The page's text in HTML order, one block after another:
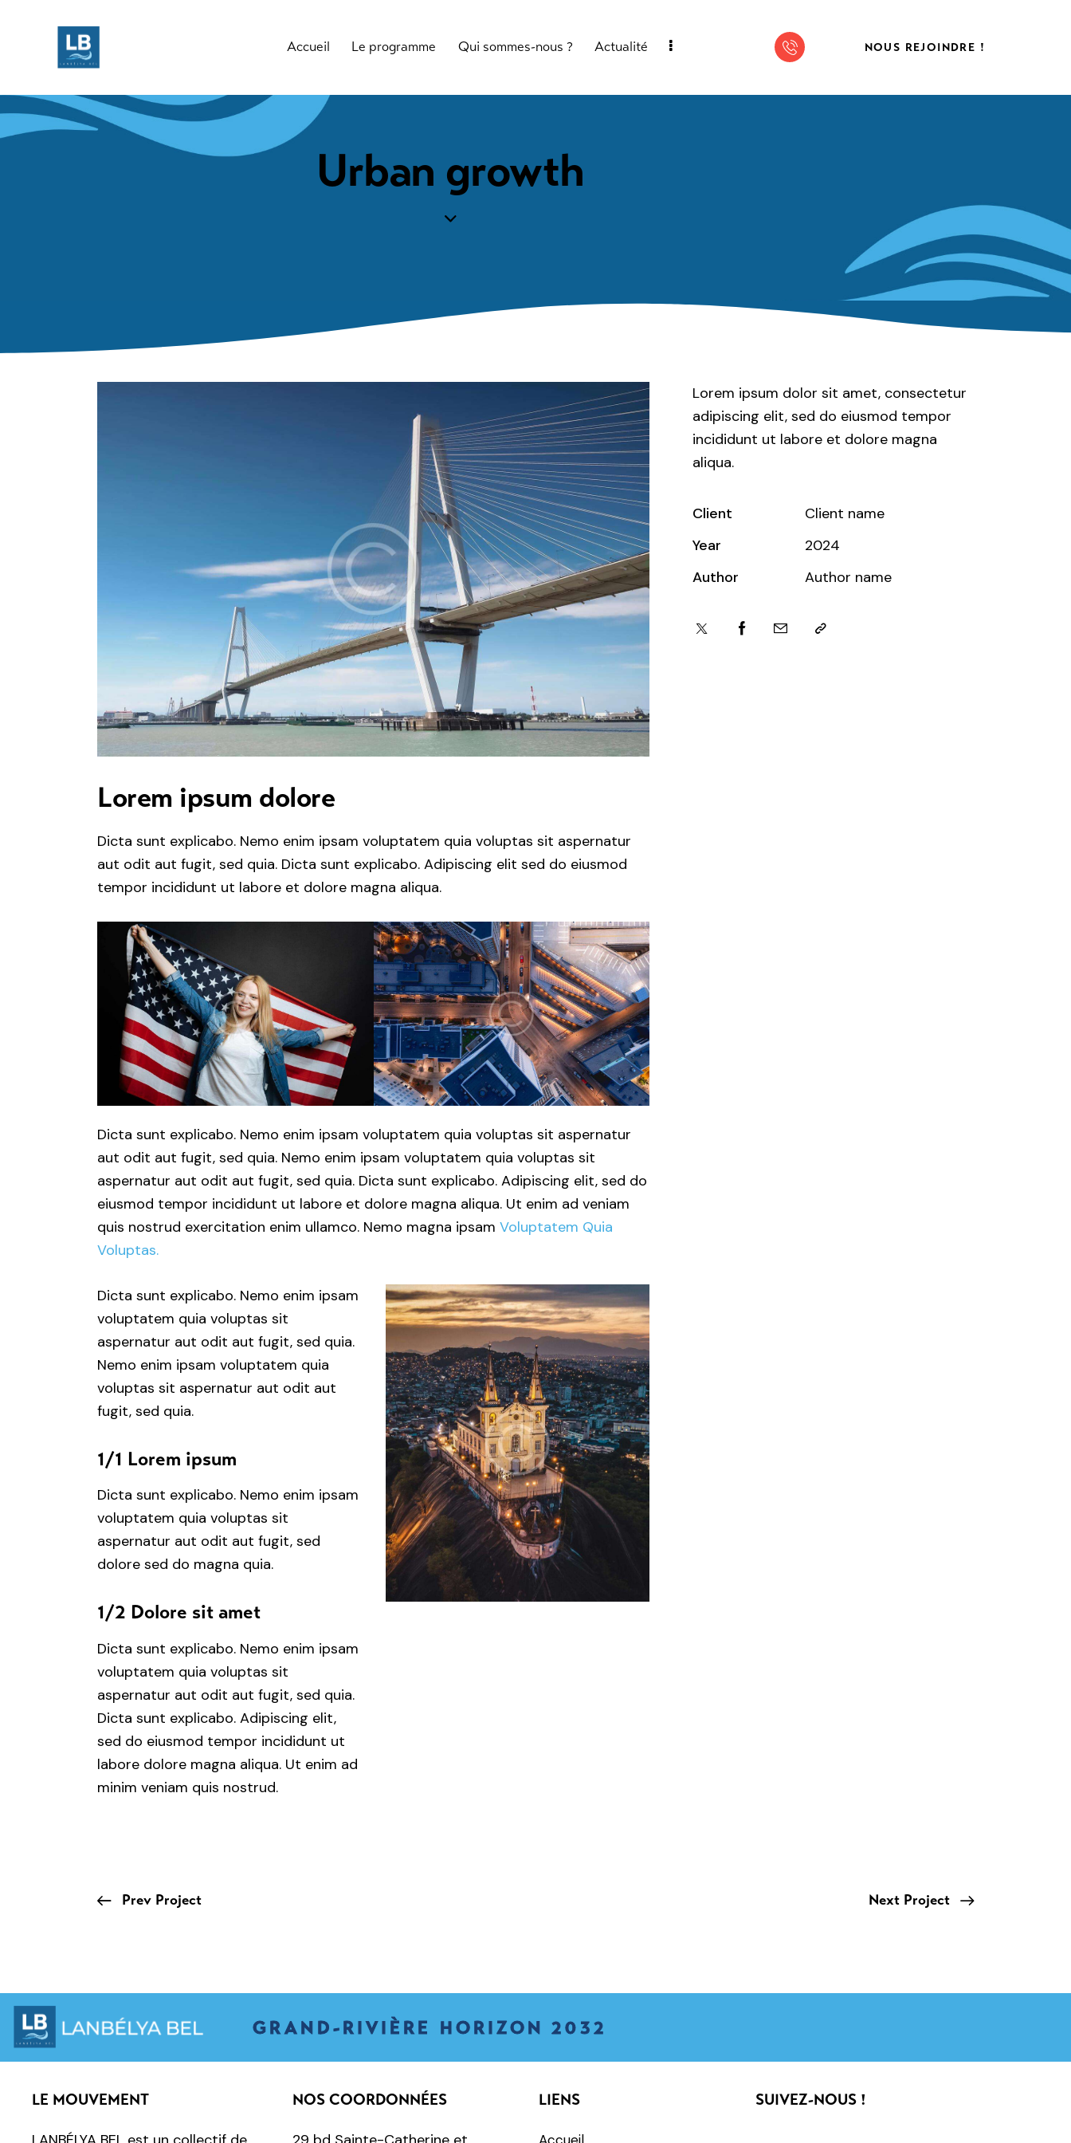
Accueil Le programme Qui sommes-nous ? Actualité NOUS REJOINDRE !
Urban growth
Lorem ipsum dolore
Dicta sunt explicabo. Nemo enim ipsam voluptatem quia voluptas sit aspernatur
aut odit aut fugit, sed quia. Dicta sunt explicabo. Adipiscing elit sed do eiusmod
tempor incididunt ut labore et dolore magna aliqua.
Dicta sunt explicabo. Nemo enim ipsam voluptatem quia voluptas sit aspernatur
aut odit aut fugit, sed quia. Nemo enim ipsam voluptatem quia voluptas sit
aspernatur aut odit aut fugit, sed quia. Dicta sunt explicabo. Adipiscing elit, sed do
eiusmod tempor incididunt ut labore et dolore magna aliqua. Ut enim ad veniam
quis nostrud exercitation enim ullamco. Nemo magna ipsam Voluptatem Quia
Voluptas.
Dicta sunt explicabo. Nemo enim ipsam
voluptatem quia voluptas sit
aspernatur aut odit aut fugit, sed quia.
Nemo enim ipsam voluptatem quia
voluptas sit aspernatur aut odit aut
fugit, sed quia.
1/1 Lorem ipsum
Dicta sunt explicabo. Nemo enim ipsam
voluptatem quia voluptas sit
aspernatur aut odit aut fugit, sed
dolore sed do magna quia.
1/2 Dolore sit amet
Dicta sunt explicabo. Nemo enim ipsam
voluptatem quia voluptas sit
aspernatur aut odit aut fugit, sed quia.
Dicta sunt explicabo. Adipiscing elit,
sed do eiusmod tempor incididunt ut
labore dolore magna aliqua. Ut enim ad
minim veniam quis nostrud.
Lorem ipsum dolor sit amet, consectetur
adipiscing elit, sed do eiusmod tempor
incididunt ut labore et dolore magna
aliqua.
Client
Client name
Year
2024
Author
Author name
Prev Project Next Project
GRAND-RIVIÈRE HORIZON 2032
LE MOUVEMENT NOS COORDONNÉES LIENS SUIVEZ-NOUS !